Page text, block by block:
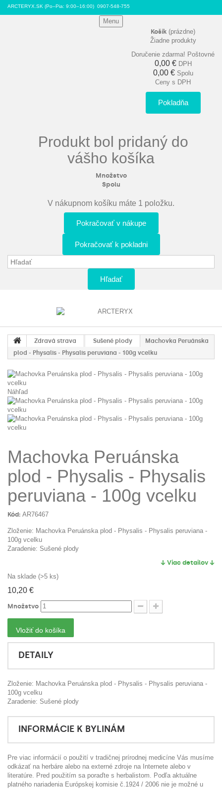
ARCTERYX.SK (Po–Pia: 9:00–16:00) 0907-548-755
Menu
Košík (prázdne)
Žiadne produkty
Doručenie zdarma! Poštovné
0,00 € DPH
0,00 € Spolu
Ceny s DPH
Pokladňa
Produkt bol pridaný do
vášho košíka
Množstvo
Spolu
V nákupnom košíku máte 1 položku.
Pokračovať v nákupe
Pokračovať k pokladni
Hľadať
Zdravá strava Sušené plody
Machovka Peruánska
plod - Physalis - Physalis peruviana - 100g vcelku
Náhľad
Machovka Peruánska
plod - Physalis - Physalis
peruviana - 100g vcelku
Kód: AR76467
Zloženie: Machovka Peruánska plod - Physalis - Physalis peruviana -
100g vcelku
Zaradenie: Sušené plody
↓ Viac detailov ↓
Na sklade (>5 ks)
10,20 €
Množstvo
Vložiť do košíka
DETAILY
Zloženie: Machovka Peruánska plod - Physalis - Physalis peruviana -
100g vcelku
Zaradenie: Sušené plody
INFORMÁCIE K BYLINÁM
Pre viac informácií o použití v tradičnej prírodnej medicíne Vás musíme
odkázať na herbáre alebo na externé zdroje na Internete alebo v
literatúre. Pred použitím sa poraďte s herbalistom. Podľa aktuálne
platného nariadenia Európskej komisie č.1924 / 2006 nie je možné u